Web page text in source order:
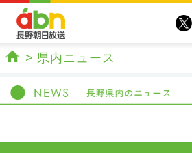
県内ニュース